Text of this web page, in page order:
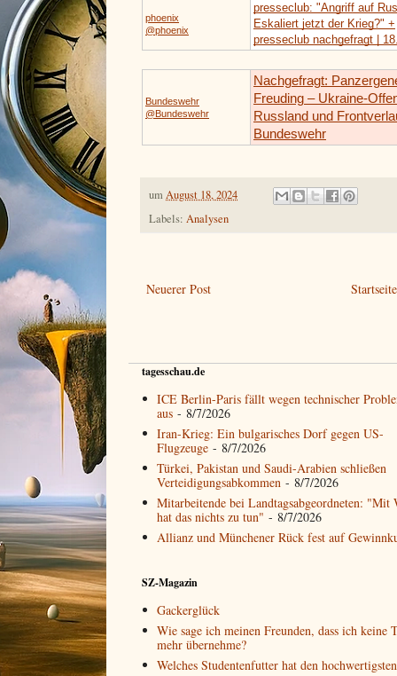
phoenix
@phoenix
presseclub: "Angriff auf
Eskaliert jetzt der Krieg?" +
presseclub nachgefragt |
Bundeswehr
@Bundeswehr
Nachgefragt:
Freuding – Ukraine-
Russland und
Bundeswehr
umAugust 18, 2024
Labels: Analysen
Neuerer Post Startseite
tagesschau.de
ICE Berlin-Paris fällt wegen technischer
aus - 8/7/2026
Iran-Krieg: Ein bulgarisches Dorf gegen US-
Flugzeuge - 8/7/2026
Türkei, Pakistan und Saudi-Arabien schließen
Verteidigungsabkommen - 8/7/2026
Mitarbeitende bei Landtagsabgeordneten: "Mit
hat das nichts zu tun" - 8/7/2026
Allianz und Münchener Rück fest auf
SZ-Magazin
Gackerglück
Wie sage ich meinen Freunden, dass ich keine
mehr übernehme?
Welches Studentenfutter hat den